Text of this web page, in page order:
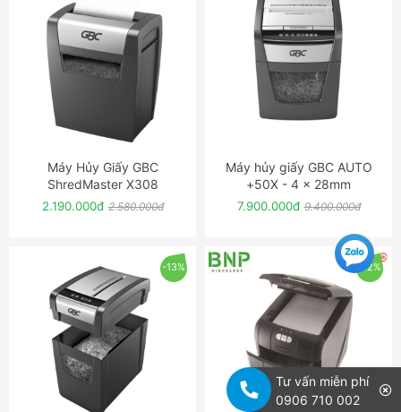
ĐẶT NGAY
Máy Hủy Giấy GBC
ShredMaster X308
2.190.000đ 2.580.000đ
ĐẶT NGAY
Máy hủy giấy GBC AUTO
+50X - 4 x 28mm
7.900.000đ 9.400.000đ
-13% -12%
Tư vấn miễn phí
0906 710 002